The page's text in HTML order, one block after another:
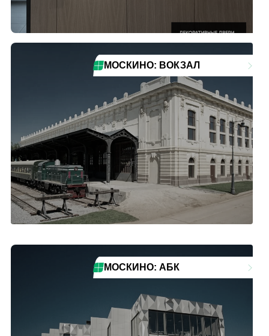
МОСКИНО: ВОКЗАЛ
МОСКИНО: АБК